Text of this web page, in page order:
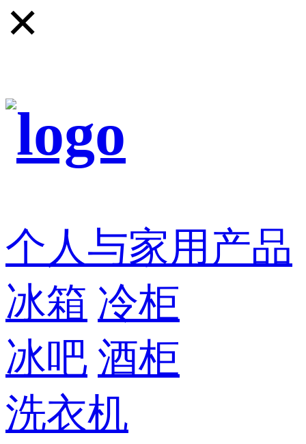
✕
个人与家用产品
冰箱 冷柜
冰吧 酒柜
洗衣机